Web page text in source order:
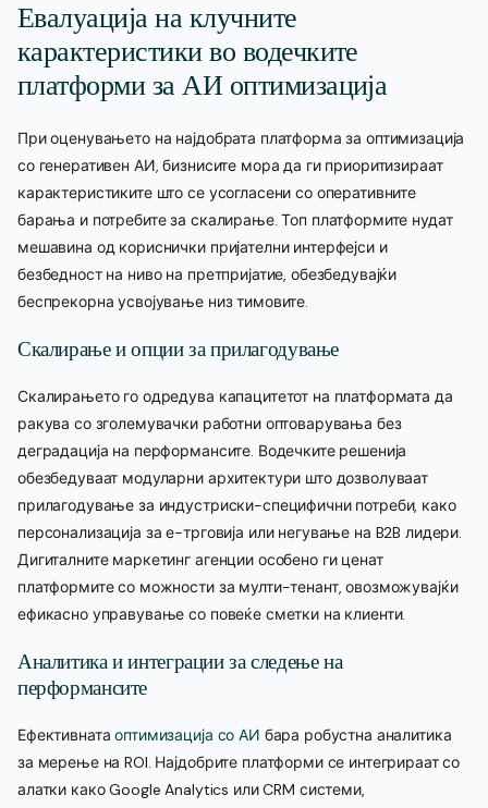
Евалуација на клучните
карактеристики во водечките
платформи за АИ оптимизација
При оценувањето на најдобрата платформа за оптимизација
со генеративен АИ, бизнисите мора да ги приоритизираат
карактеристиките што се усогласени со оперативните
барања и потребите за скалирање. Топ платформите нудат
мешавина од кориснички пријателни интерфејси и
безбедност на ниво на претпријатие, обезбедувајќи
беспрекорна усвојување низ тимовите.
Скалирање и опции за прилагодување
Скалирањето го одредува капацитетот на платформата да
ракува со зголемувачки работни оптоварувања без
деградација на перформансите. Водечките решенија
обезбедуваат модуларни архитектури што дозволуваат
прилагодување за индустриски-специфични потреби, како
персонализација за е-трговија или негување на B2B лидери.
Дигиталните маркетинг агенции особено ги ценат
платформите со можности за мулти-тенант, овозможувајќи
ефикасно управување со повеќе сметки на клиенти.
Аналитика и интеграции за следење на
перформансите
Ефективнатаоптимизација со АИ бара робустна аналитика
за мерење на ROI. Најдобрите платформи се интегрираат со
алатки како Google Analytics или CRM системи,